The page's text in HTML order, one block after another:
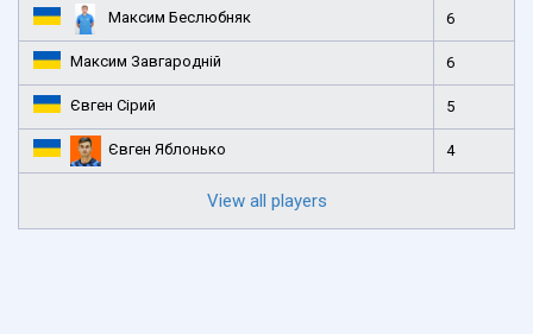
Максим Беслюбняк 6
Максим Завгародній 6
Євген Сірий 5
Євген Яблонько 4
View all players